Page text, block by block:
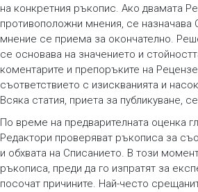
на конкретния ръкопис. Ако двамата
противоположни мнения, се назначава
мнение се приема за окончателно.
се основава на значението и
коментарите и препоръките на
съответствието с изискванията и
Всяка статия, приета за публикуване,
По време на предварителната оценка
Редактори проверяват ръкописа за
и обхвата на Списанието. В този
ръкописа, преди да го изпратят за
посочат причините. Най-често